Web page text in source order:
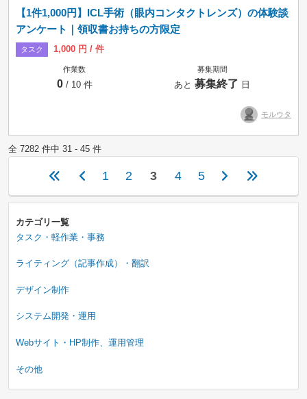
【1件1,000円】ICL手術（眼内コンタクトレンズ）の体験談
アンケート｜領収書お持ちの方限定
タスク 1,000 円 / 件
作業数
0/ 10 件
募集期間
あと募集終了 日
モルウタ
全 7282 件中 31 - 45 件
1 2 3 4 5
カテゴリ一覧
タスク・軽作業・事務
ライティング（記事作成）・翻訳
デザイン制作
システム開発・運用
Webサイト・HP制作、運用管理
その他